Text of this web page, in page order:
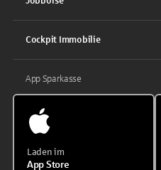
Cockpit Immobilie
App Sparkasse
Laden im
App Store